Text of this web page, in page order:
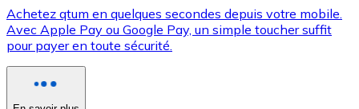
XRP
XRP
Achetez qtum en quelques secondes depuis votre mobile.
Avec Apple Pay ou Google Pay, un simple toucher suffit
pour payer en toute sécurité.